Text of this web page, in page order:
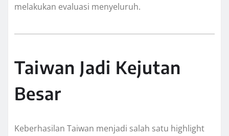
melakukan evaluasi menyeluruh.
Taiwan Jadi Kejutan
Besar
Keberhasilan Taiwan menjadi salah satu highlight